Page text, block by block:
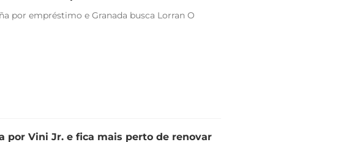
por empréstimo e Granada busca Lorran O
por Vini Jr. e fica mais perto de renovar